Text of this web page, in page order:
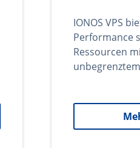
IONOS VPS
Performance
Ressourcen